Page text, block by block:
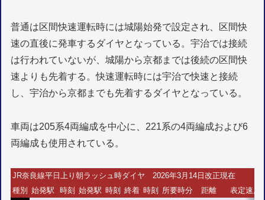
普通は区間快速運転時には城陽始発で設定され、区間快
速の直後に発車するダイヤとなっている。宇治では接続
は行われていないが、城陽から京都までは後続の区間快
速よりも先着する。快速運転時には宇治で快速と接続
し、宇治から京都までも先着するダイヤとなっている。
車両は205系4両編成を中心に、221系の4両編成および6
両編成も使用されている。
JR奈良線平日上り朝ラッシュ時ダイヤ 2026年3月14日改正現在
種別
始発駅 時刻 始発駅 時刻 終着 時刻 所要時分 距離
表定速度